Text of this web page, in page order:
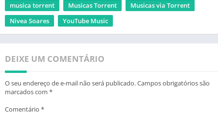
musica torrent Musicas Torrent
Musicas via Torrent
Nivea Soares
YouTube Music
DEIXE UM COMENTÁRIO
O seu endereço de e-mail não será publicado.Campos obrigatórios são
marcados com *
Comentário *